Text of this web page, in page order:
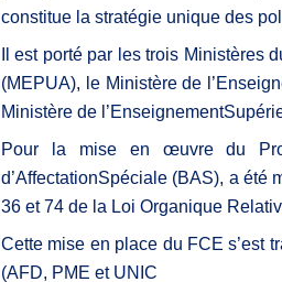
constitue la stratégie unique des
Il est porté par les trois Ministères
(MEPUA), le Ministère de
Ministère de
Pour la mise en œuvre du
d’AffectationSpéciale (BAS), a été
36 et 74 de la Loi Organique
Cette mise en place du FCE s’est
(AFD, PME et UNIC